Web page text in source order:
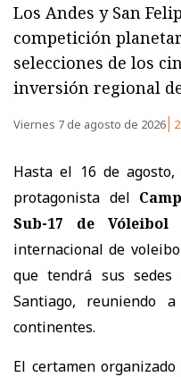
Los Andes y San
competición
selecciones de los
inversión regional de
Viernes 7 de agosto de 2026
Hasta el 16 de
protagonista del
Sub-17 de Vóleibol
internacional de
que tendrá sus
Santiago, reuniendo
continentes.
El certamen